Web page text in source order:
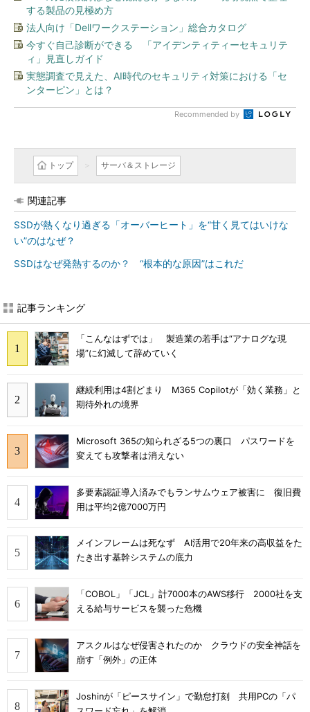
する製品の見極め方
法人向け「Dellワークステーション」総合カタログ
今すぐ自己診断ができる 「アイデンティティーセキュリテ
ィ」見直しガイド
実態調査で見えた、AI時代のセキュリティ対策における「セ
ンターピン」とは？
Recommended by
トップ サーバ＆ストレージ
関連記事
SSDが熱くなり過ぎる「オーバーヒート」を“甘く見てはいけな
い”のはなぜ？
SSDはなぜ発熱するのか？ “根本的な原因”はこれだ
記事ランキング
「こんなはずでは」 製造業の若手は“アナログな現
場”に幻滅して辞めていく
継続利用は4割どまり M365 Copilotが「効く業務」と
期待外れの境界
Microsoft 365の知られざる5つの裏口 パスワードを
変えても攻撃者は消えない
多要素認証導入済みでもランサムウェア被害に 復旧費
用は平均2億7000万円
メインフレームは死なず AI活用で20年来の高収益をた
たき出す基幹システムの底力
「COBOL」「JCL」計7000本のAWS移行 2000社を支
える給与サービスを襲った危機
アスクルはなぜ侵害されたのか クラウドの安全神話を
崩す「例外」の正体
Joshinが「ピースサイン」で勤怠打刻 共用PCの「パ